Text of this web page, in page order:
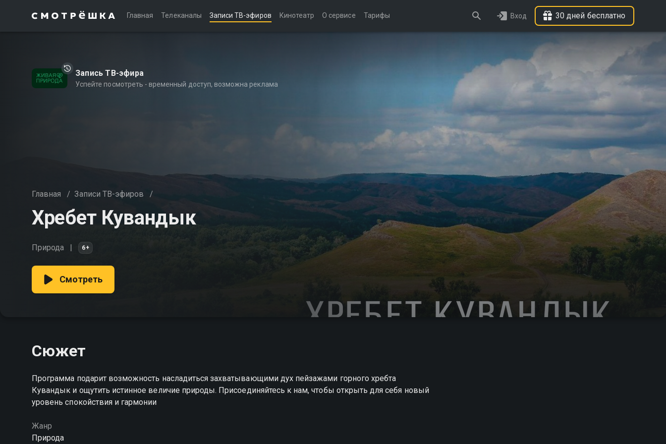
Главная Телеканалы Записи ТВ-эфиров Кинотеатр О сервисе Тарифы Вход 30 дней бесплатно
Запись ТВ-эфира
Успейте посмотреть - временный доступ, возможна реклама
Главная / Записи ТВ-эфиров /
Хребет Кувандык
Природа 6+
Смотреть
Сюжет
Программа подарит возможность насладиться захватывающими дух пейзажами горного хребта
Кувандык и ощутить истинное величие природы. Присоединяйтесь к нам, чтобы открыть для себя новый
уровень спокойствия и гармонии
Жанр
Природа